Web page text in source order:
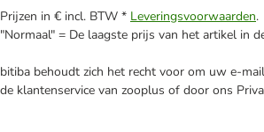
Prijzen in € incl. BTW * Leveringsvoorwaarden.
"Normaal" = De laagste prijs van het artikel in
bitiba behoudt zich het recht voor om uw e-
de klantenservice van zooplus of door ons